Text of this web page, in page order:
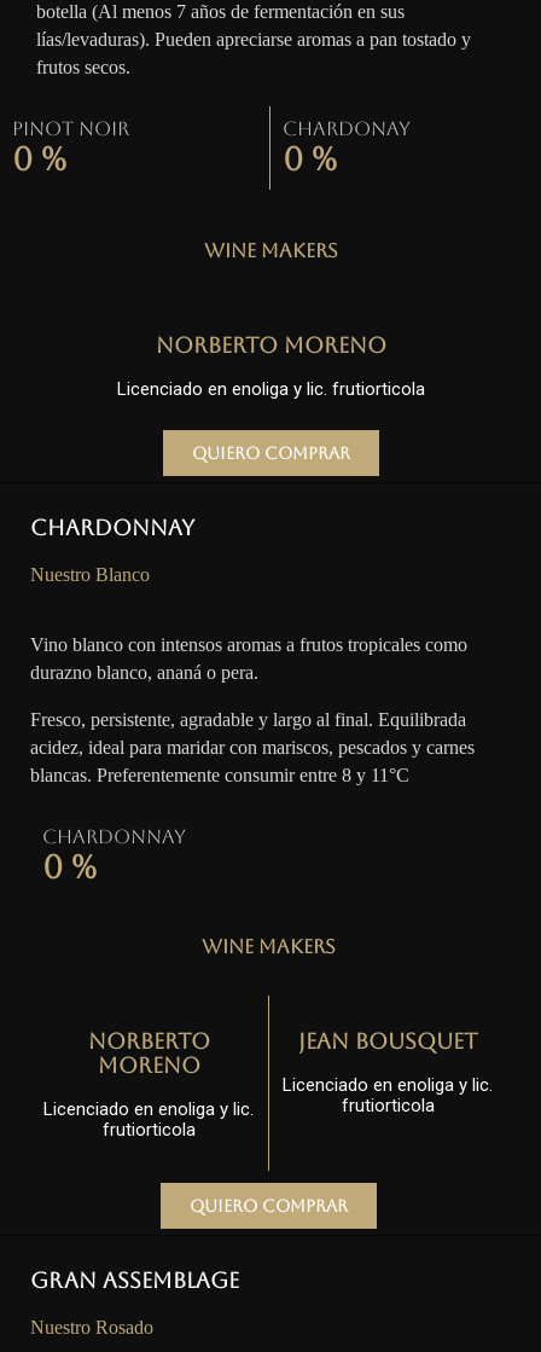
botella (Al menos 7 años de fermentación en sus
lías/levaduras). Pueden apreciarse aromas a pan tostado y
frutos secos.
Pinot Noir
0 %
Chardonay
0 %
Wine Makers
Norberto Moreno
Licenciado en enoliga y lic. frutiorticola
Quiero comprar
Chardonnay
Nuestro Blanco
Vino blanco con intensos aromas a frutos tropicales como
durazno blanco, ananá o pera.
Fresco, persistente, agradable y largo al final. Equilibrada
acidez, ideal para maridar con mariscos, pescados y carnes
blancas. Preferentemente consumir entre 8 y 11°C
Chardonnay
0 %
Wine Makers
Norberto
Moreno
Licenciado en enoliga y lic.
frutiorticola
Jean Bousquet
Licenciado en enoliga y lic.
frutiorticola
Quiero comprar
Gran Assemblage
Nuestro Rosado